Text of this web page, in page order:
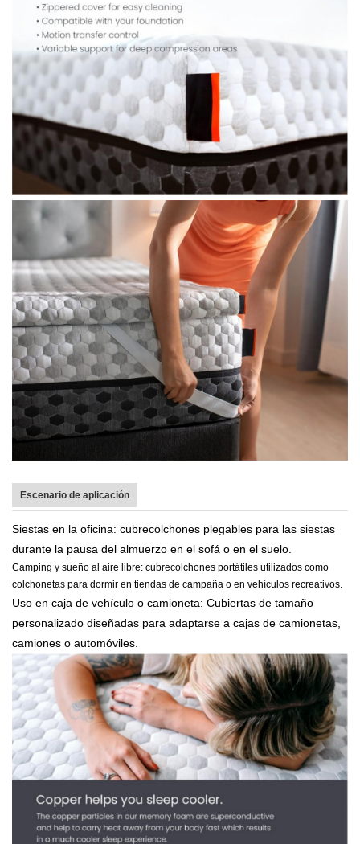
Escenario de aplicación
Siestas en la oficina: cubrecolchones plegables para las siestas
durante la pausa del almuerzo en el sofá o en el suelo.
Camping y sueño al aire libre: cubrecolchones portátiles utilizados como
colchonetas para dormir en tiendas de campaña o en vehículos recreativos.
Uso en caja de vehículo o camioneta: Cubiertas de tamaño
personalizado diseñadas para adaptarse a cajas de camionetas,
camiones o automóviles.